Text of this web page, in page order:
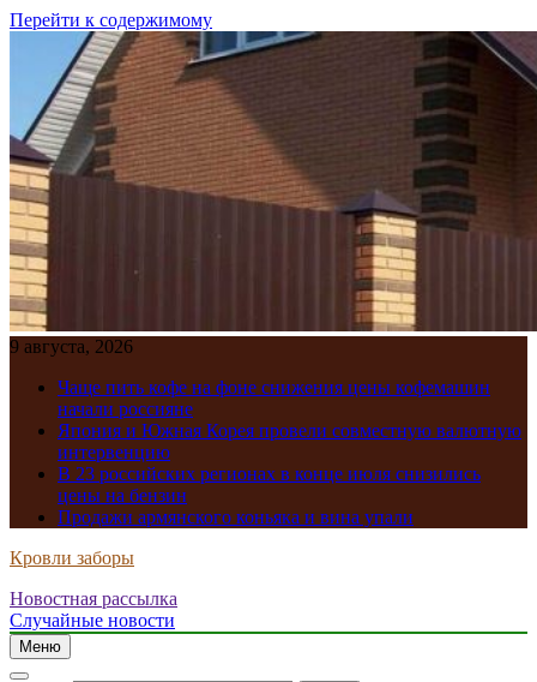
Перейти к содержимому
9 августа, 2026
Чаще пить кофе на фоне снижения цены кофемашин
начали россияне
Япония и Южная Корея провели совместную валютную
интервенцию
В 23 российских регионах в конце июля снизились
цены на бензин
Продажи армянского коньяка и вина упали
Кровли заборы
Новостная рассылка
Случайные новости
Меню